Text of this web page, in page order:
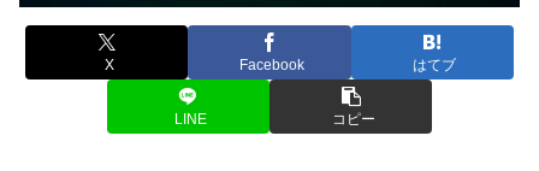
X Facebook はてブ
LINE コピー